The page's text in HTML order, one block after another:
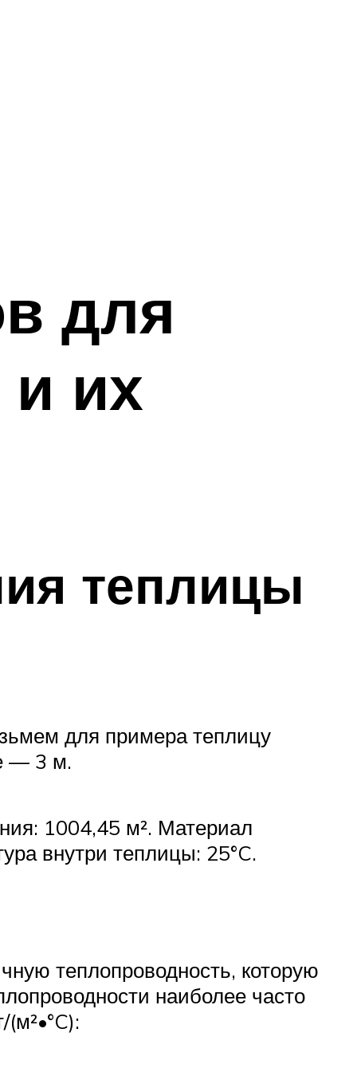
для
их
теплицы
для примера теплицу
— 3 м.
1004,45 м². Материал
внутри теплицы: 25°C.
теплопроводность, которую
наиболее часто